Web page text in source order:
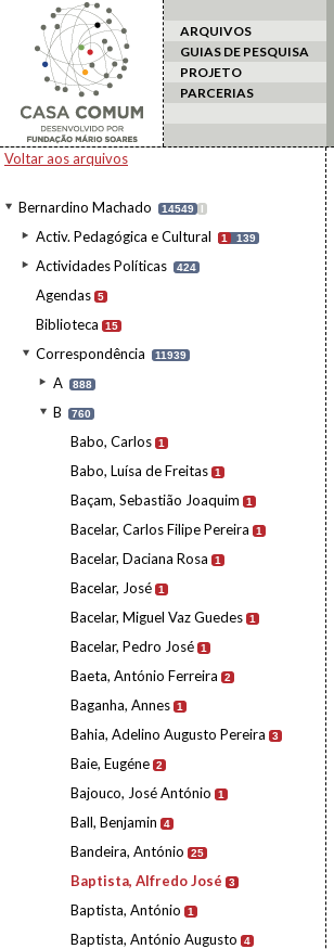
ARQUIVOS
GUIAS DE PESQUISA
PROJETO
PARCERIAS
Voltar aos arquivos
Bernardino Machado 14549 I
Activ. Pedagógica e Cultural 1 139
Actividades Políticas 424
Agendas 5
Biblioteca 15
Correspondência 11939
A 888
B 760
Babo, Carlos 1
Babo, Luísa de Freitas 1
Baçam, Sebastião Joaquim 1
Bacelar, Carlos Filipe Pereira 1
Bacelar, Daciana Rosa 1
Bacelar, José 1
Bacelar, Miguel Vaz Guedes 1
Bacelar, Pedro José 1
Baeta, António Ferreira 2
Baganha, Annes 1
Bahia, Adelino Augusto Pereira 3
Baie, Eugéne 2
Bajouco, José António 1
Ball, Benjamin 4
Bandeira, António 25
Baptista, Alfredo José 3
Baptista, António 1
Baptista, António Augusto 4